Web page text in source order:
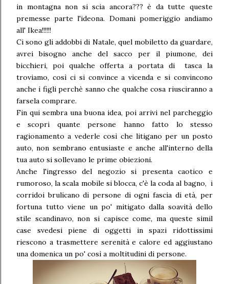
in montagna non si scia ancora??? è da tutte queste
premesse parte l'ideona. Domani pomeriggio andiamo
all' Ikea!!!!!!
Ci sono gli addobbi di Natale, quel mobiletto da guardare,
avrei bisogno anche del sacco per il piumone, dei
bicchieri, poi qualche offerta a portata di tasca la
troviamo, così ci si convince a vicenda e si convincono
anche i figli perchè sanno che qualche cosa riusciranno a
farsela comprare.
Fin qui sembra una buona idea, poi arrivi nel parcheggio
e scopri quante persone hanno fatto lo stesso
ragionamento a vederle così che litigano per un posto
auto, non sembrano entusiaste e anche all'interno della
tua auto si sollevano le prime obiezioni.
Anche l'ingresso del negozio si presenta caotico e
rumoroso, la scala mobile si blocca, c'è la coda al bagno, i
corridoi brulicano di persone di ogni fascia di età, per
fortuna tutto viene un po' mitigato dalla soavità dello
stile scandinavo, non si capisce come, ma queste simil
case svedesi piene di oggetti in spazi ridottissimi
riescono a trasmettere serenità e calore ed aggiustano
una domenica un po' così a moltitudini di persone.